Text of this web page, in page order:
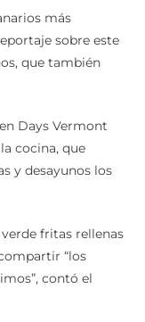
más
sobre este
que también
Days Vermont
cocina, que
y desayunos los
fritas rellenas
“los
contó el